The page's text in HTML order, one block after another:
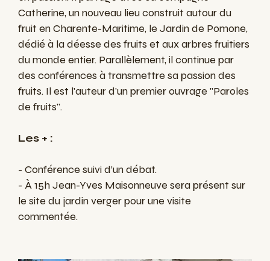
Catherine, un nouveau lieu construit autour du
fruit en Charente-Maritime, le Jardin de Pomone,
dédié à la déesse des fruits et aux arbres fruitiers
du monde entier. Parallèlement, il continue par
des conférences à transmettre sa passion des
fruits. Il est l'auteur d'un premier ouvrage ''Paroles
de fruits''.
Les + :
- Conférence suivi d’un débat.
- À 15h Jean-Yves Maisonneuve sera présent sur
le site du jardin verger pour une visite
commentée.